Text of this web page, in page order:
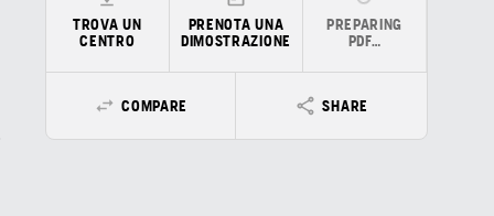
TROVA UN
CENTRO
PRENOTA UNA
DIMOSTRAZIONE
PREPARING
PDF…
COMPARE SHARE